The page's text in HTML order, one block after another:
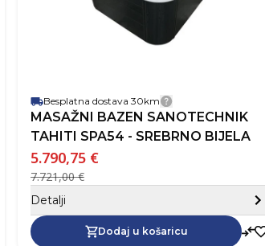
opcije za kategorije
opcije za Keramika
opcije za Tuš programi
opcije za Kupaonske miješalice
Besplatna dostava 30km Detalji dostave
MASAŽNI BAZEN SANOTECHNIK
TAHITI SPA54 - SREBRNO BIJELA
5.790,75 €
7.721,00 €
Detalji
Dodaj u košaricu